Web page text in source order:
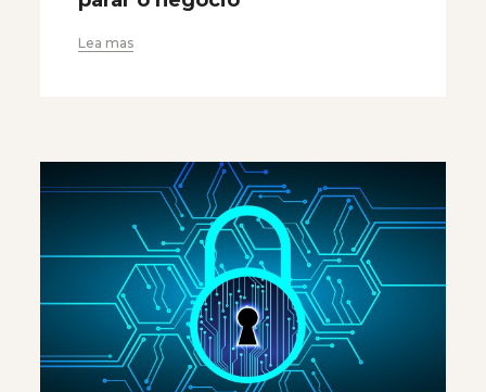
Lea mas